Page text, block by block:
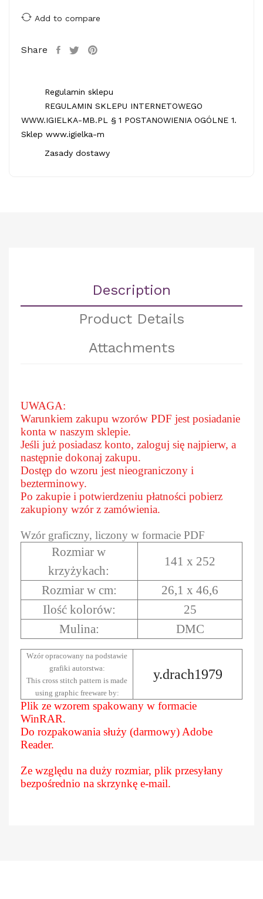
Add to compare
Share
Regulamin sklepu
REGULAMIN SKLEPU INTERNETOWEGO
WWW.IGIELKA-MB.PL § 1 POSTANOWIENIA OGÓLNE 1.
Sklep www.igielka-m
Zasady dostawy
Description
Product Details
Attachments
UWAGA:
Warunkiem zakupu wzorów PDF jest posiadanie
konta w naszym sklepie.
Jeśli już posiadasz konto, zaloguj się najpierw, a
następnie dokonaj zakupu.
Dostęp do wzoru jest nieograniczony i
bezterminowy.
Po zakupie i potwierdzeniu płatności pobierz
zakupiony wzór z zamówienia.
Wzór graficzny, liczony w formacie PDF
Rozmiar w
krzyżykach:
141 x 252
Rozmiar w cm:
26,1 x 46,6
Ilość kolorów:
25
Mulina:
DMC
Wzór opracowany na podstawie
grafiki autorstwa:
This cross stitch pattern is made
using graphic freeware by:
y.drach1979
Plik ze wzorem spakowany w formacie
WinRAR.
Do rozpakowania służy (darmowy) Adobe
Reader.
Ze względu na duży rozmiar, plik przesyłany
bezpośrednio na skrzynkę e-mail.